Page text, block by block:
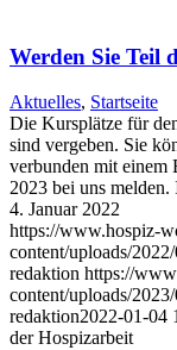
Werden Sie Teil
Aktuelles, Startseite
Die Kursplätze für
sind vergeben. Sie
verbunden mit einem
2023 bei uns
4. Januar 2022
https://www.hospiz-
content/uploads/
redaktion https://
content/uploads/
redaktion2022-01-04
der Hospizarbeit